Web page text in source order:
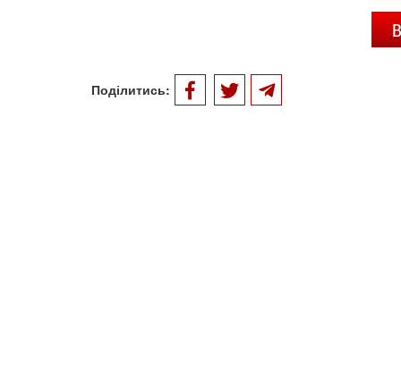
Поділитись: